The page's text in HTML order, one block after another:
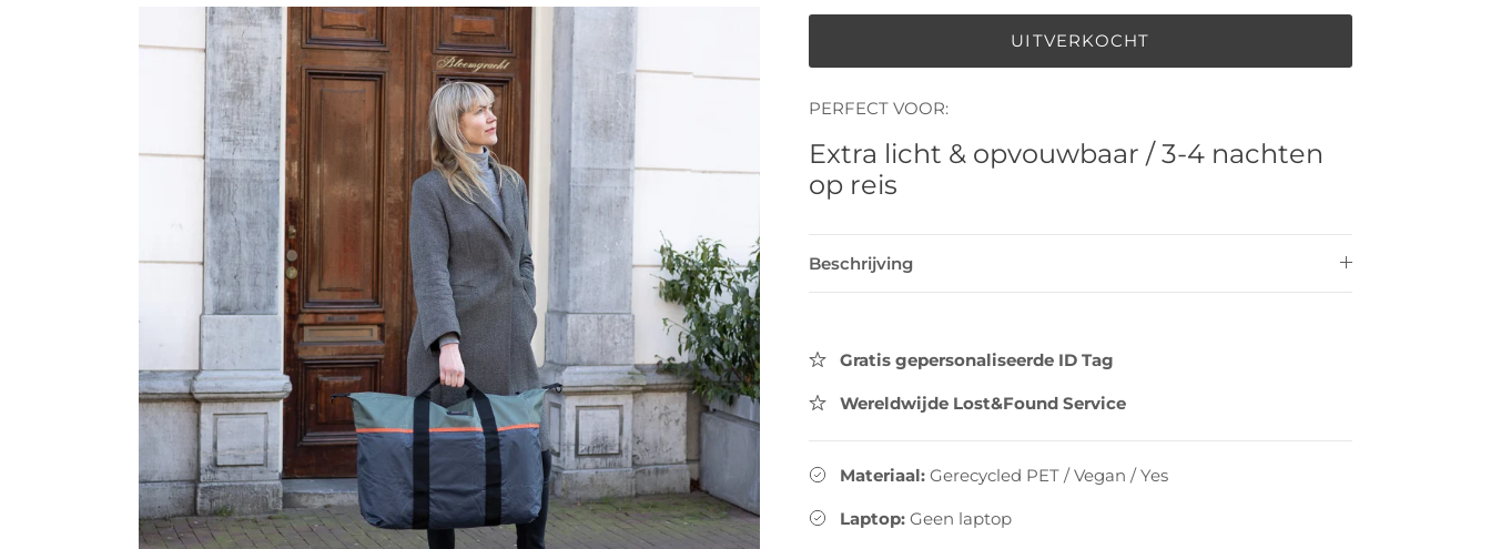
UITVERKOCHT
PERFECT VOOR:
Extra licht & opvouwbaar / 3-4 nachten
op reis
Beschrijving
Gratis gepersonaliseerde ID Tag
Wereldwijde Lost&Found Service
Materiaal: Gerecycled PET / Vegan /Yes
Laptop: Geen laptop